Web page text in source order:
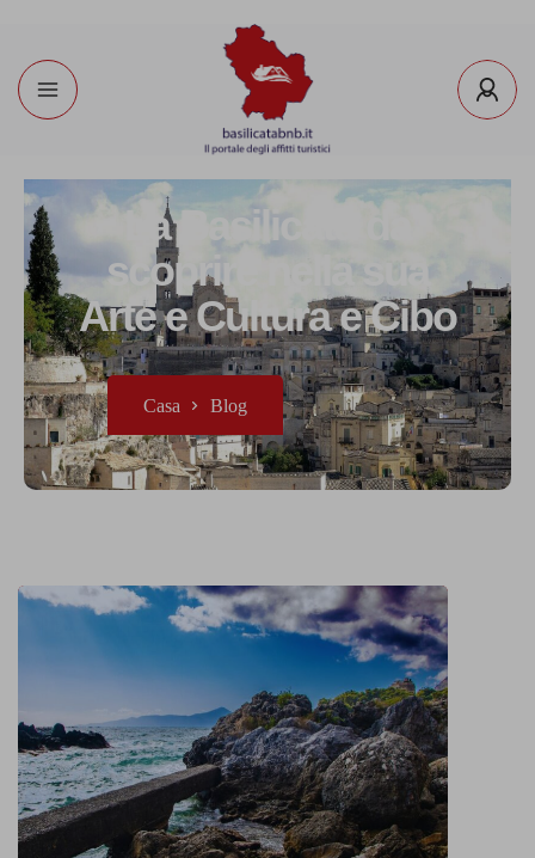
La Basilicata da
scoprire nella sua
Arte e Cultura e Cibo
Casa Blog